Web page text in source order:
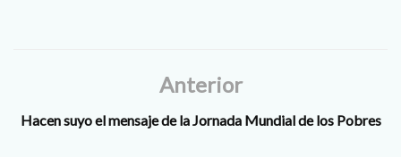
Anterior
Hacen suyo el mensaje de la Jornada Mundial de los Pobres